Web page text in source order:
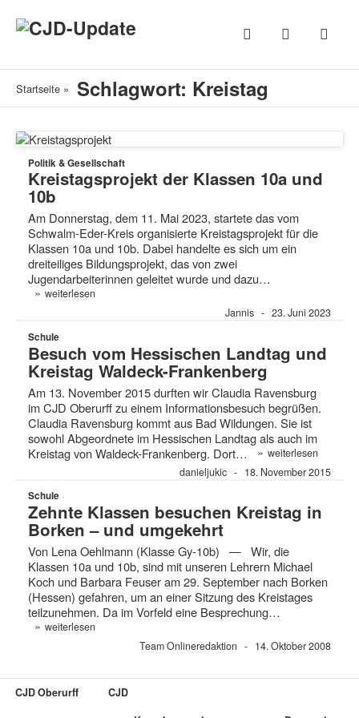
Startseite » Schlagwort: Kreistag
Politik & Gesellschaft
Kreistagsprojekt der Klassen 10a und
10b
Am Donnerstag, dem 11. Mai 2023, startete das vom
Schwalm-Eder-Kreis organisierte Kreistagsprojekt für die
Klassen 10a und 10b. Dabei handelte es sich um ein
dreiteiliges Bildungsprojekt, das von zwei
Jugendarbeiterinnen geleitet wurde und dazu…
» weiterlesen
Jannis
23. Juni 2023
Schule
Besuch vom Hessischen Landtag und
Kreistag Waldeck-Frankenberg
Am 13. November 2015 durften wir Claudia Ravensburg
im CJD Oberurff zu einem Informationsbesuch begrüßen.
Claudia Ravensburg kommt aus Bad Wildungen. Sie ist
sowohl Abgeordnete im Hessischen Landtag als auch im
Kreistag von Waldeck-Frankenberg. Dort…
» weiterlesen
danieljukic
18. November 2015
Schule
Zehnte Klassen besuchen Kreistag in
Borken – und umgekehrt
Von Lena Oehlmann (Klasse Gy-10b) — Wir, die
Klassen 10a und 10b, sind mit unseren Lehrern Michael
Koch und Barbara Feuser am 29. September nach Borken
(Hessen) gefahren, um an einer Sitzung des Kreistages
teilzunehmen. Da im Vorfeld eine Besprechung…
» weiterlesen
Team Onlineredaktion
14. Oktober 2008
CJD Oberurff
CJD